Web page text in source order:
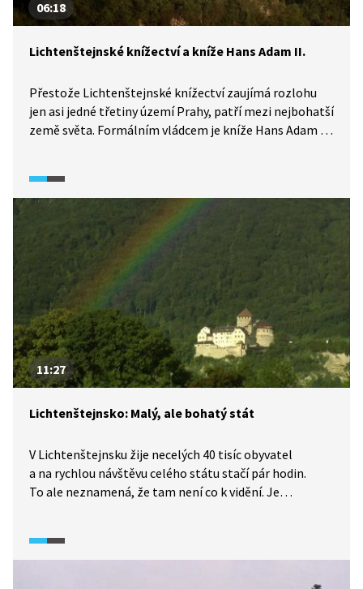
06:18
Lichtenštejnské knížectví a kníže Hans Adam II.
Přestože Lichtenštejnské knížectví zaujímá rozlohu
jen asi jedné třetiny území Prahy, patří mezi nejbohatší
země světa. Formálním vládcem je kníže Hans Adam II.,
pochopitelné, že jejich výchova, vzdělání, ale
i postavení například mezi spolužáky byly poněkud
11:27
Lichtenštejnsko: Malý, ale bohatý stát
V Lichtenštejnsku žije necelých 40 tisíc obyvatel
a na rychlou návštěvu celého státu stačí pár hodin.
To ale neznamená, že tam není co k vidění. Je
dluh, a zároveň patří k těm nejbohatším. Země